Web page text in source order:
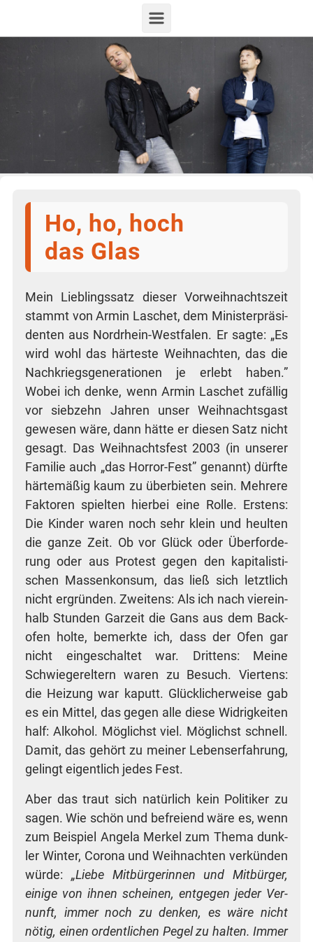
Ho, ho, hoch
das Glas
Mein Lieb­lings­satz die­ser Vor­weih­nachts­zeit
stammt von Armin Laschet, dem Minis­ter­prä­si­
den­ten aus Nord­rhein-West­fa­len. Er sag­te: „Es
wird wohl das här­tes­te Weih­nach­ten, das die
Nach­kriegs­ge­nera­tio­nen je erlebt haben.”
Wobei ich den­ke, wenn Armin Laschet zufäl­lig
vor sieb­zehn Jah­ren unser Weih­nachts­gast
gewe­sen wäre, dann hät­te er die­sen Satz nicht
gesagt. Das Weih­nachts­fest 2003 (in unse­rer
Fami­lie auch „das Hor­ror-Fest” genannt) dürf­te
här­te­mä­ßig kaum zu über­bie­ten sein. Meh­re­re
Fak­to­ren spiel­ten hier­bei eine Rol­le. Ers­tens:
Die Kin­der waren noch sehr klein und heul­ten
die gan­ze Zeit. Ob vor Glück oder Über­for­de­
rung oder aus Pro­test gegen den kapi­ta­lis­ti­
schen Mas­sen­kon­sum, das ließ sich letzt­lich
nicht ergrün­den. Zwei­tens: Als ich nach vier­ein­
halb Stun­den Gar­zeit die Gans aus dem Back­
ofen hol­te, bemerk­te ich, dass der Ofen gar
nicht ein­ge­schal­tet war. Drit­tens: Mei­ne
Schwie­ger­el­tern waren zu Besuch. Vier­tens:
die Hei­zung war kaputt. Glück­li­cher­wei­se gab
es ein Mit­tel, das gegen alle die­se Wid­rig­kei­ten
half: Alko­hol. Mög­lichst viel. Mög­lichst schnell.
Damit, das gehört zu mei­ner Lebens­er­fah­rung,
gelingt eigent­lich jedes Fest.
Aber das traut sich natür­lich kein Poli­ti­ker zu
sagen. Wie schön und befrei­end wäre es, wenn
zum Bei­spiel Ange­la Mer­kel zum The­ma dunk­
ler Win­ter, Coro­na und Weih­nach­ten ver­kün­den
wür­de: „Lie­be Mit­bür­ge­rin­nen und Mit­bür­ger,
eini­ge von ihnen schei­nen, ent­ge­gen jeder Ver­
nunft, immer noch zu den­ken, es wäre nicht
nötig, einen ordent­li­chen Pegel zu hal­ten. Immer